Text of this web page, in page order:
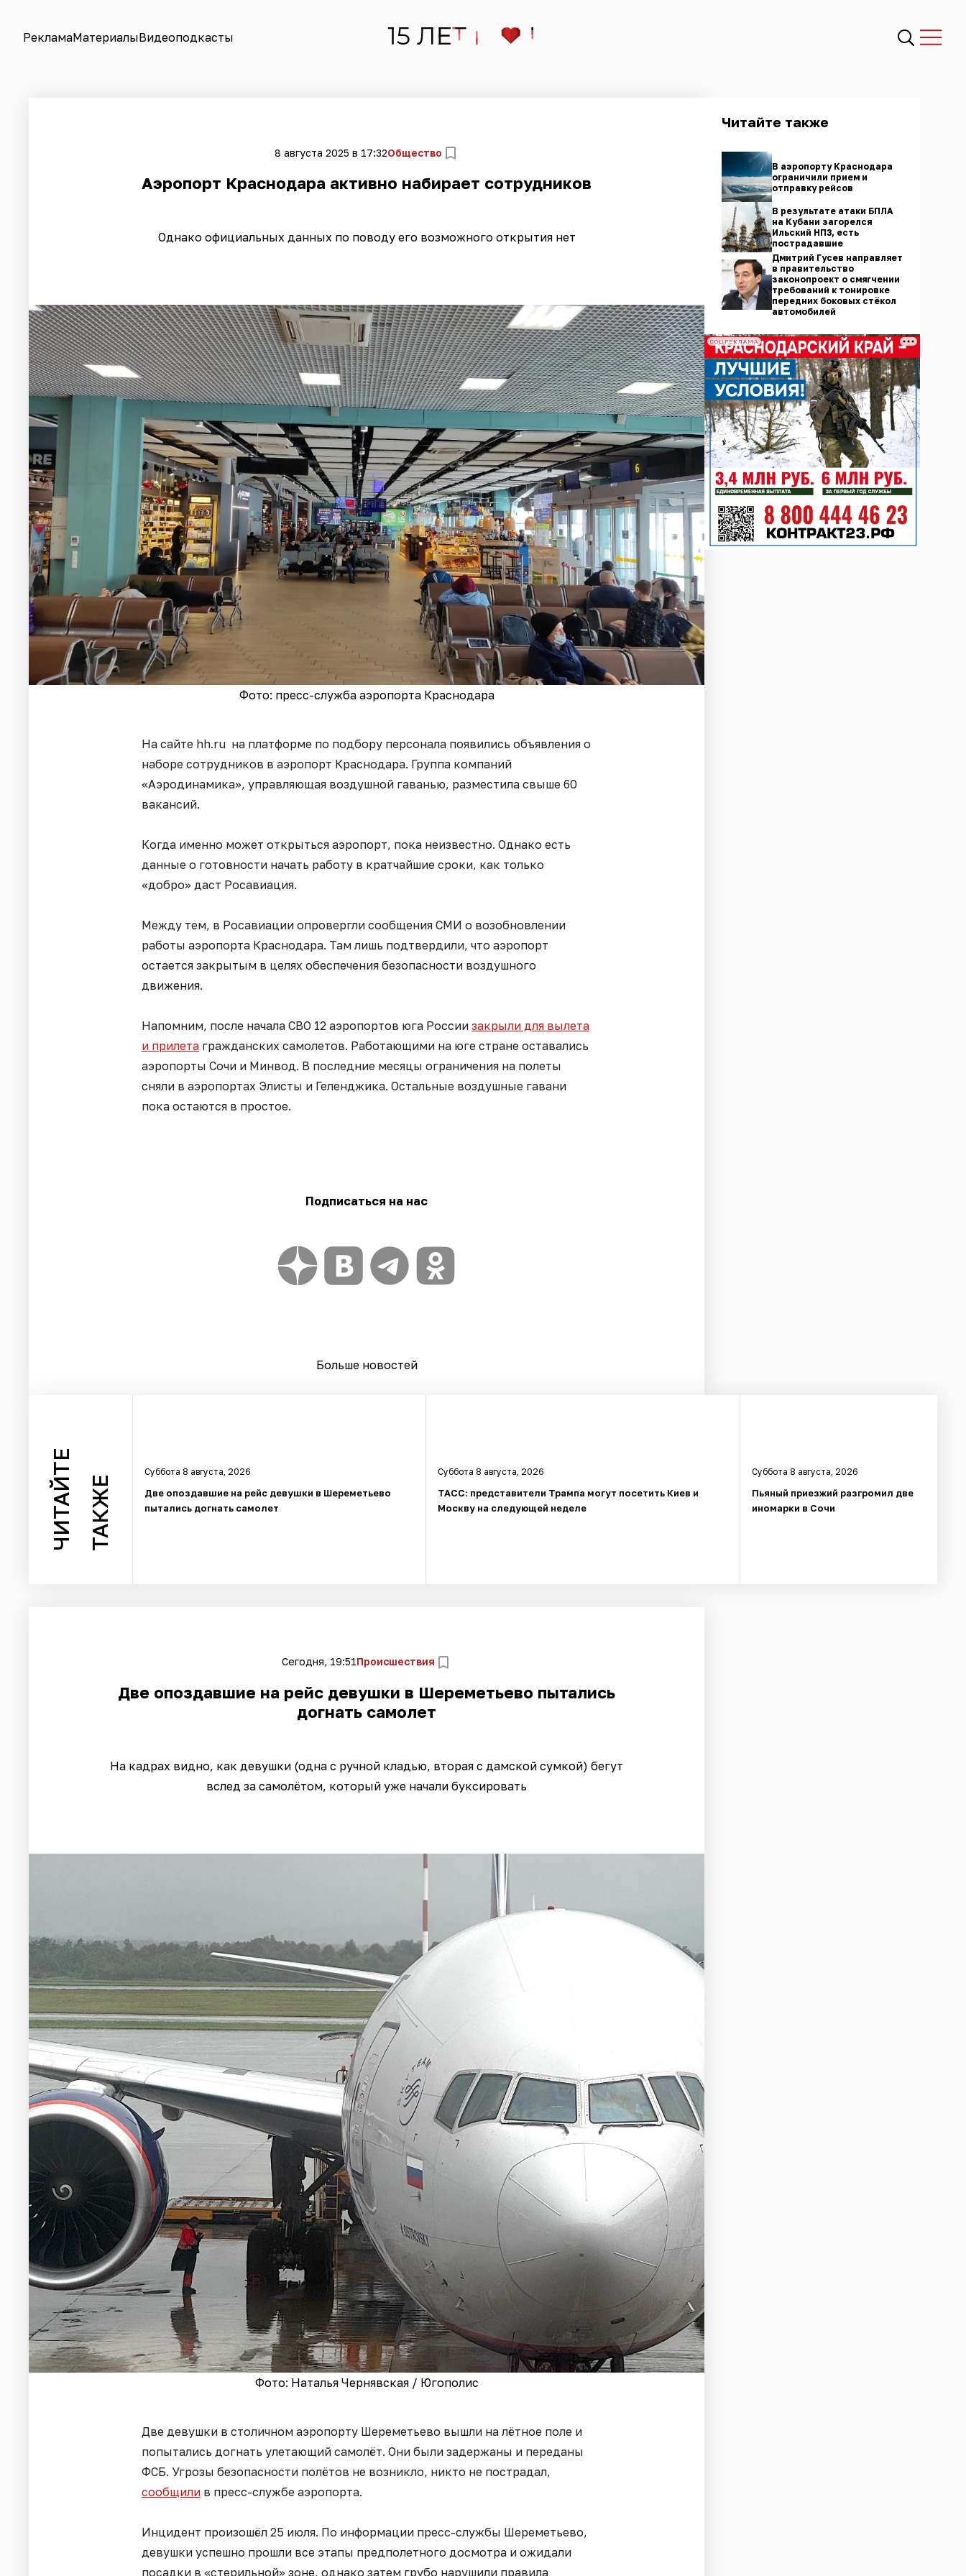
РекламаМатериалыВидеоподкасты
8 августа 2025 в 17:32Общество
Аэропорт Краснодара активно набирает сотрудников
Однако официальных данных по поводу его возможного открытия нет
Фото: пресс-служба аэропорта Краснодара
На сайте hh.ru на платформе по подбору персонала появились объявления о
наборе сотрудников в аэропорт Краснодара. Группа компаний
«Аэродинамика», управляющая воздушной гаванью, разместила свыше 60
вакансий.
Когда именно может открыться аэропорт, пока неизвестно. Однако есть
данные о готовности начать работу в кратчайшие сроки, как только
«добро» даст Росавиация.
Между тем, в Росавиации опровергли сообщения СМИ о возобновлении
работы аэропорта Краснодара. Там лишь подтвердили, что аэропорт
остается закрытым в целях обеспечения безопасности воздушного
движения.
Напомним, после начала СВО 12 аэропортов юга России закрыли для вылета
и прилета гражданских самолетов. Работающими на юге стране оставались
аэропорты Сочи и Минвод. В последние месяцы ограничения на полеты
сняли в аэропортах Элисты и Геленджика. Остальные воздушные гавани
пока остаются в простое.
Подписаться на нас
Больше новостей
Читайте также
В аэропорту Краснодара
ограничили прием и
отправку рейсов
В результате атаки БПЛА
на Кубани загорелся
Ильский НПЗ, есть
пострадавшие
Дмитрий Гусев направляет
в правительство
законопроект о смягчении
требований к тонировке
передних боковых стёкол
автомобилей
СОЦРЕКЛАМА
ЧИТАЙТЕ ТАКЖЕ
Суббота 8 августа, 2026
Две опоздавшие на рейс девушки в Шереметьево
пытались догнать самолет
Суббота 8 августа, 2026
ТАСС: представители Трампа могут посетить Киев и
Москву на следующей неделе
Суббота 8 августа, 2026
Пьяный приезжий разгромил две
иномарки в Сочи
Сегодня, 19:51Происшествия
Две опоздавшие на рейс девушки в Шереметьево пытались
догнать самолет
На кадрах видно, как девушки (одна с ручной кладью, вторая с дамской сумкой) бегут
вслед за самолётом, который уже начали буксировать
Фото: Наталья Чернявская / Югополис
Две девушки в столичном аэропорту Шереметьево вышли на лётное поле и
попытались догнать улетающий самолёт. Они были задержаны и переданы
ФСБ. Угрозы безопасности полётов не возникло, никто не пострадал,
сообщили в пресс-службе аэропорта.
Инцидент произошёл 25 июля. По информации пресс-службы Шереметьево,
девушки успешно прошли все этапы предполетного досмотра и ожидали
посадки в «стерильной» зоне, однако затем грубо нарушили правила